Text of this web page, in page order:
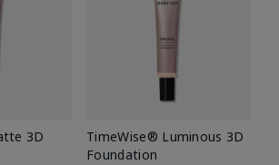
3D
TimeWise® Luminous 3D
Foundation